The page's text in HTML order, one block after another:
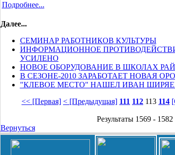
Подробнее...
Далее...
СЕМИНАР РАБОТНИКОВ КУЛЬТУРЫ
ИНФОРМАЦИОННОЕ
УСИЛЕНО
НОВОЕ ОБОРУДОВАНИЕ В ШКОЛАХ
В СЕЗОНЕ-2010 ЗАРАБОТАЕТ НОВАЯ
"КЛЕВОЕ МЕСТО" НАШЕЛ ИВАН
<< [Первая] < [Предыдущая] 111 112 113 114
Результаты 1569 -
Вернуться